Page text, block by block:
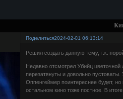
Поделиться2024-02-01 06:13:14
Решил создать данную тему, т.к.
Недавно отсмотрел Убийц
перезатянуты и довольно
Оппенгеймер поинтереснее будет,
остальном кино тоже постное. В